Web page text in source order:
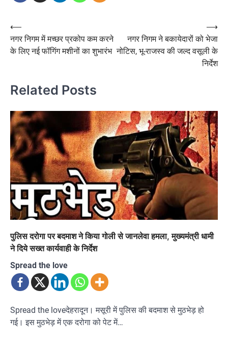
Post
navigation
⟵
नगर निगम में मच्छर प्रकोप कम करने
के लिए नई फॉगिंग मशीनों का शुभारंभ
नगर निगम ने बकायेदारों को भेजा
नोटिस, भू-राजस्व की जल्द वसूली के
निर्देश
⟶
Related Posts
पुलिस दरोगा पर बदमाश ने किया गोली से जानलेवा हमला, मुख्यमंत्री धामी
ने दिये सख्त कार्यवाही के निर्देश
Spread the love
Spread the loveदेहरादून। मसूरी में पुलिस की बदमाश से मुठभेड़ हो
गई। इस मुठभेड़ में एक दरोगा को पेट में…